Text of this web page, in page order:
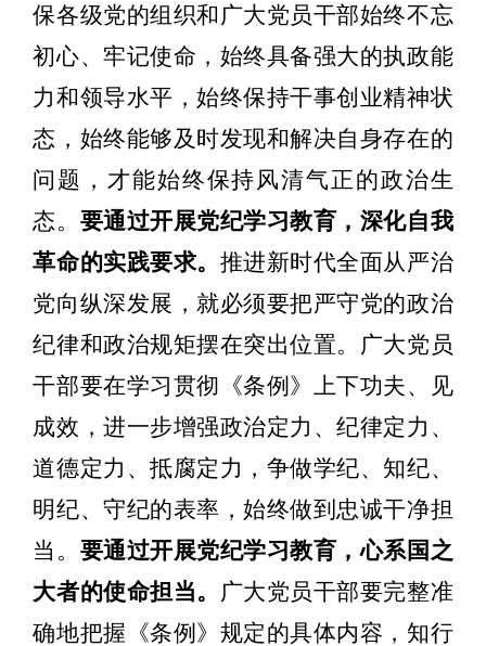
保各级党的组织和广大党员干部始终不忘
初心、牢记使命，始终具备强大的执政能
力和领导水平，始终保持干事创业精神状
态，始终能够及时发现和解决自身存在的
问题，才能始终保持风清气正的政治生
态。 要通过开展党纪学习教育，深化自我
革命的实践要求。 推进新时代全面从严治
党向纵深发展，就必须要把严守党的政治
纪律和政治规矩摆在突出位置。广大党员
干部要在学习贯彻《条例》上下功夫、见
成效，进一步增强政治定力、纪律定力、
道德定力、抵腐定力，争做学纪、知纪、
明纪、守纪的表率，始终做到忠诚干净担
当。 要通过开展党纪学习教育，心系国之
大者的使命担当。 广大党员干部要完整准
确地把握《条例》规定的具体内容，知行